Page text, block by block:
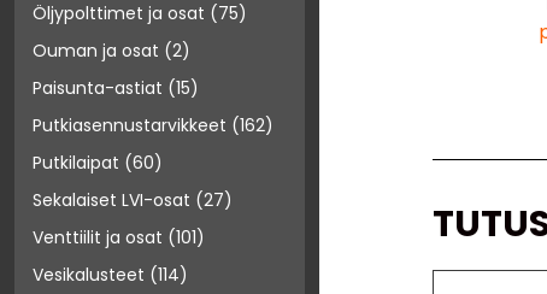
Öljypolttimet ja osat (75)
Ouman ja osat (2)
Paisunta-astiat (15)
Putkiasennustarvikkeet (162)
Putkilaipat (60)
Sekalaiset LVI-osat (27)
Venttiilit ja osat (101)
Vesikalusteet (114)